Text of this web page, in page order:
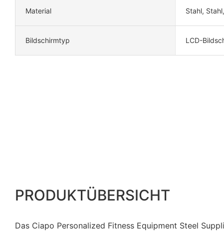
Material Stahl,
Bildschirmtyp LCD-
PRODUKTÜBERSICHT
Das Ciapo Personalized Fitness Equipment Steel